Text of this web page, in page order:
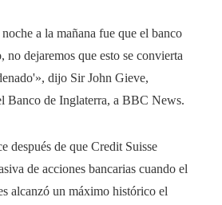
a la mañana fue que el banco
no dejaremos que esto se convierta
dijo Sir John Gieve,
Banco de Inglaterra, a BBC News.
después de que Credit Suisse
de acciones bancarias cuando el
alcanzó un máximo histórico el